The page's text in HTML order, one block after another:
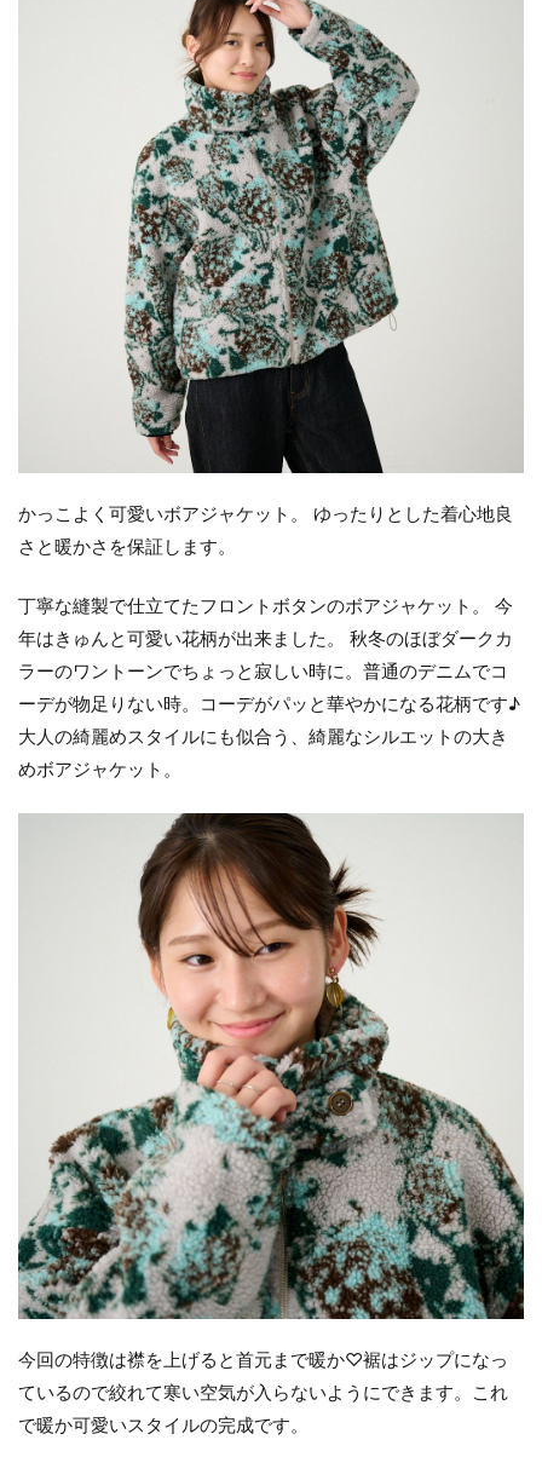
かっこよく可愛いボアジャケット。 ゆったりとした着心地良
さと暖かさを保証します。
丁寧な縫製で仕立てたフロントボタンのボアジャケット。 今
年はきゅんと可愛い花柄が出来ました。 秋冬のほぼダークカ
ラーのワントーンでちょっと寂しい時に。普通のデニムでコ
ーデが物足りない時。コーデがパッと華やかになる花柄です♪
大人の綺麗めスタイルにも似合う、綺麗なシルエットの大き
めボアジャケット。
今回の特徴は襟を上げると首元まで暖か♡裾はジップになっ
ているので絞れて寒い空気が入らないようにできます。これ
で暖か可愛いスタイルの完成です。